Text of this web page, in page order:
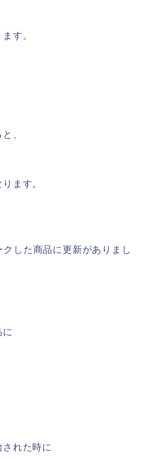
す。
、
ます。
した商品に更新がありまし
れた時に